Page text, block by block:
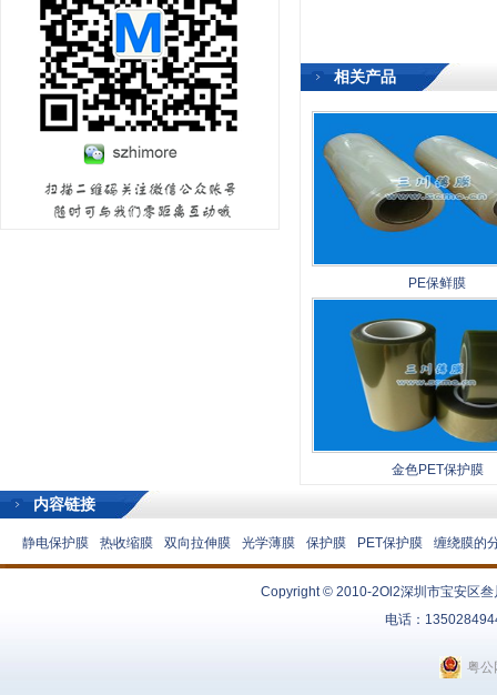
相关产品
PE保鲜膜
金色PET保护膜
内容链接
静电保护膜 热收缩膜 双向拉伸膜 光学薄膜 保护膜 PET保护膜 缠绕膜的
Copyright © 2010-2Ol2深圳市宝安区
电话：
粤